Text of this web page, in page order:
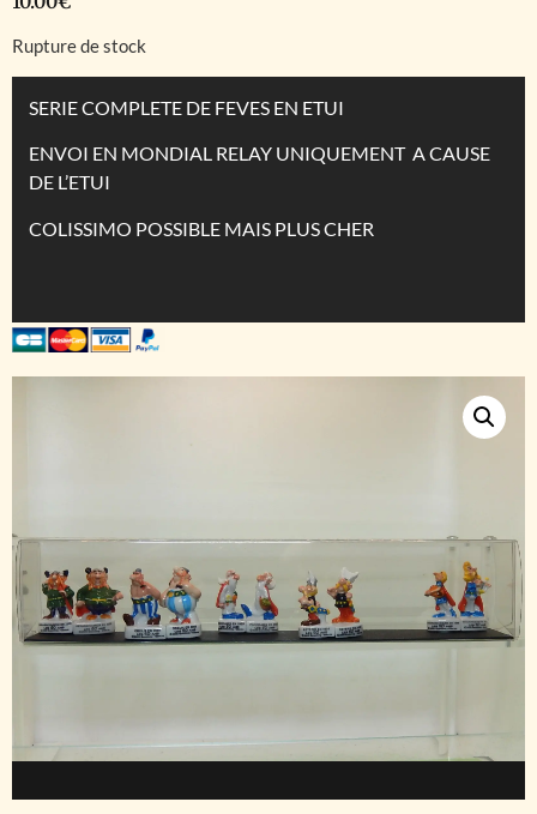
Rupture de stock
SERIE COMPLETE DE FEVES EN ETUI
ENVOI EN MONDIAL RELAY UNIQUEMENT A CAUSE
DE L’ETUI
COLISSIMO POSSIBLE MAIS PLUS CHER